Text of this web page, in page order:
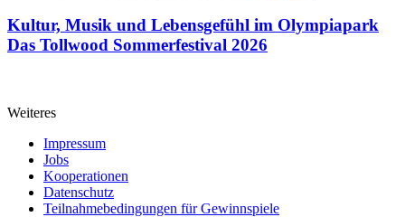
Kultur, Musik und Lebensgefühl im Olympiapark
Das Tollwood Sommerfestival 2026
Weiteres
Impressum
Jobs
Kooperationen
Datenschutz
Teilnahmebedingungen für Gewinnspiele